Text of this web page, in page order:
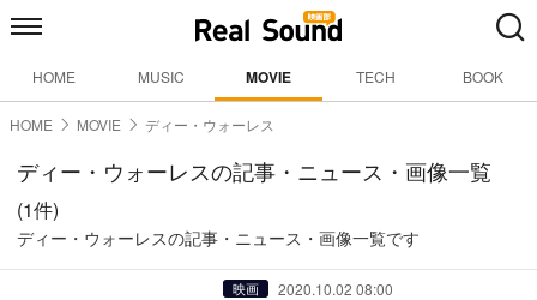
HOME MUSIC MOVIE TECH BOOK
HOME MOVIE ディー・ウォーレス
ディー・ウォーレスの記事・ニュース・画像一覧
(1件)
ディー・ウォーレスの記事・ニュース・画像一覧です
映画 2020.10.02 08:00